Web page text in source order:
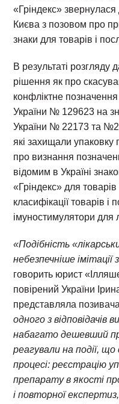
«Гріндекс» звернулася
Києва з позовом про
знаки для товарів і
В результаті розгляду
рішення як про
конфліктне
України № 129623 на
України № 22173 та
які захищали упаковку
про визнання
відомим в Україні
«Гріндекс» для
класифікації товарів і
імуностимулятори для
«Подібність
небезпечніше
говорить юрист
повірений України
представляла
одного з
набагато дешевший
реагували на події,
процесі: реєстрацію
препарату в якості
і повторної